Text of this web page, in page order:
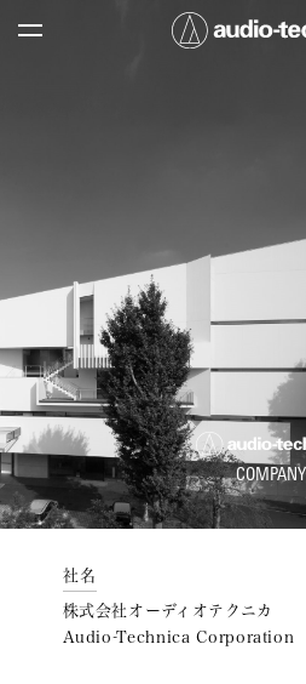
COMPANY
社名
株式会社オーディオテクニカ
Audio-Technica Corporation